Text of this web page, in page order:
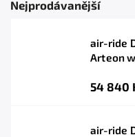
Nejprodávanější
air-ride
Arteon
54 840
air-ride